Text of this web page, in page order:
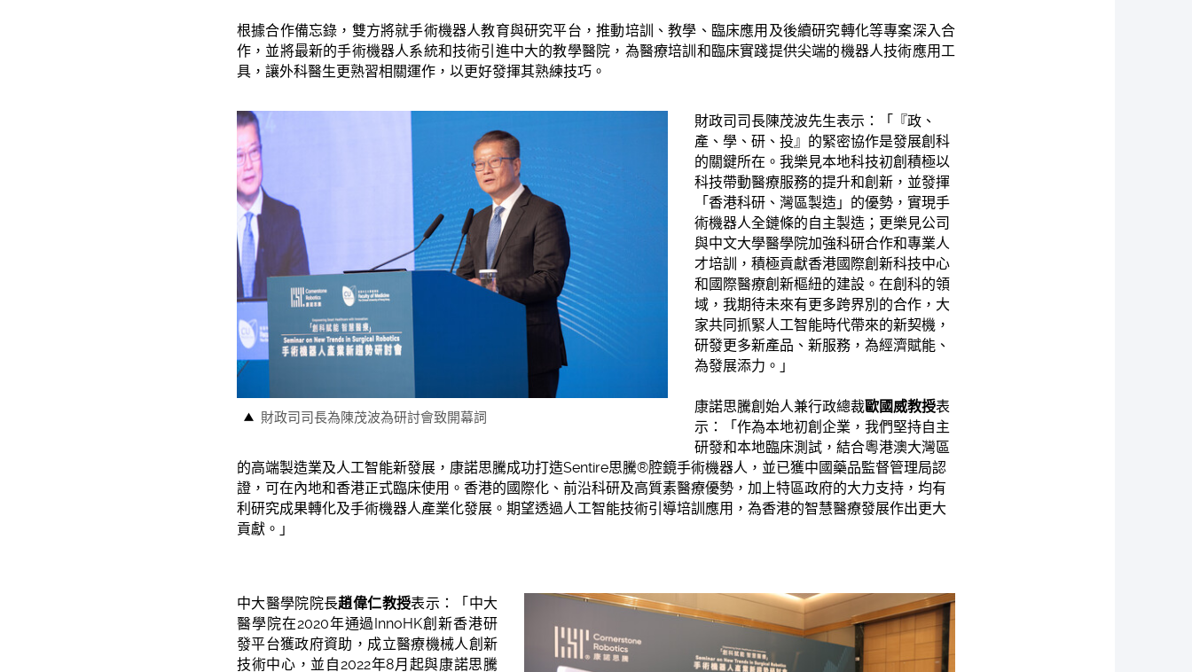
根據合作備忘錄，雙方將就手術機器人教育與研究平台，推動培訓、教學、臨床應用及後續研究轉化等專案深入合
作，並將最新的手術機器人系統和技術引進中大的教學醫院，為醫療培訓和臨床實踐提供尖端的機器人技術應用工
具，讓外科醫生更熟習相關運作，以更好發揮其熟練技巧。
財政司司長為陳茂波為研討會致開幕詞
財政司司長陳茂波先生表示：「『政、
產、學、研、投』的緊密協作是發展創科
的關鍵所在。我樂見本地科技初創積極以
科技帶動醫療服務的提升和創新，並發揮
「香港科研、灣區製造」的優勢，實現手
術機器人全鏈條的自主製造；更樂見公司
與中文大學醫學院加強科研合作和專業人
才培訓，積極貢獻香港國際創新科技中心
和國際醫療創新樞紐的建設。在創科的領
域，我期待未來有更多跨界別的合作，大
家共同抓緊人工智能時代帶來的新契機，
研發更多新產品、新服務，為經濟賦能、
為發展添力。」
康諾思騰創始人兼行政總裁歐國威教授表
示：「作為本地初創企業，我們堅持自主
研發和本地臨床測試，結合粵港澳大灣區
的高端製造業及人工智能新發展，康諾思騰成功打造Sentire思騰®腔鏡手術機器人，並已獲中國藥品監督管理局認
證，可在內地和香港正式臨床使用。香港的國際化、前沿科研及高質素醫療優勢，加上特區政府的大力支持，均有
利研究成果轉化及手術機器人產業化發展。期望透過人工智能技術引導培訓應用，為香港的智慧醫療發展作出更大
貢獻。」
中大醫學院院長趙偉仁教授表示：「中大
醫學院在2020年通過InnoHK創新香港研
發平台獲政府資助，成立醫療機械人創新
技術中心，並自2022年8月起與康諾思騰